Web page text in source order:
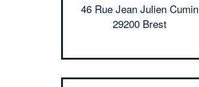
46 Rue Jean Julien Cumin
29200 Brest